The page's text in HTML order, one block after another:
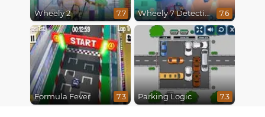
Wheely 2 7.7 Wheely 7 Detective 7.6
Formula Fever 7.3 Parking Logic 7.3